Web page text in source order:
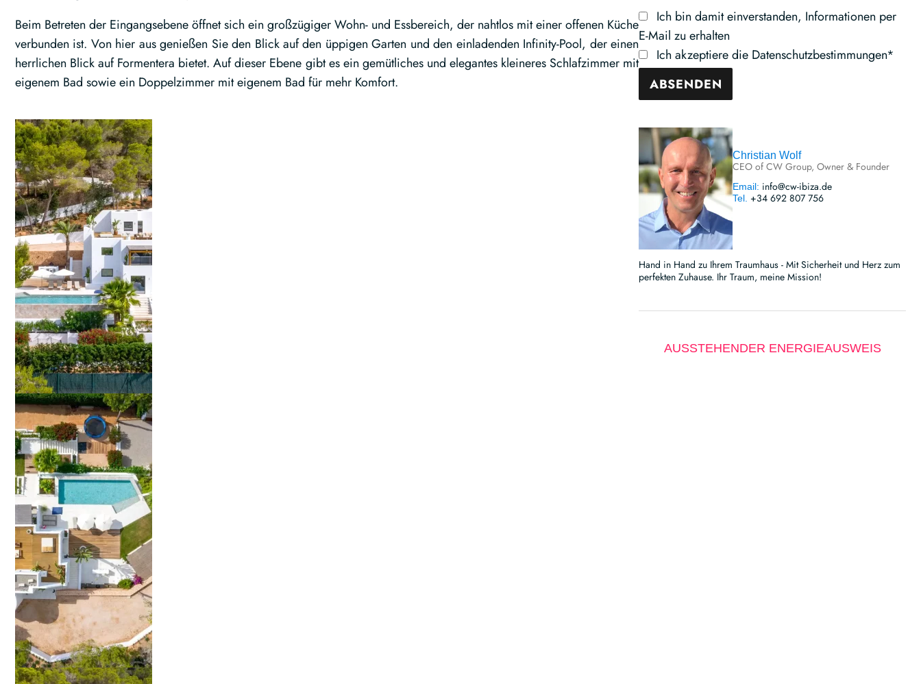
Beim Betreten der Eingangsebene öffnet sich ein großzügiger Wohn- und Essbereich, der nahtlos mit einer offenen Küche
verbunden ist. Von hier aus genießen Sie den Blick auf den üppigen Garten und den einladenden Infinity-Pool, der einen
herrlichen Blick auf Formentera bietet. Auf dieser Ebene gibt es ein gemütliches und elegantes kleineres Schlafzimmer mit
eigenem Bad sowie ein Doppelzimmer mit eigenem Bad für mehr Komfort.
Ich bin damit einverstanden, Informationen per
E-Mail zu erhalten
Ich akzeptiere die Datenschutzbestimmungen*
Christian Wolf
CEO of CW Group, Owner & Founder
Email: info@cw-ibiza.de
Tel. +34 692 807 756
Hand in Hand zu Ihrem Traumhaus - Mit Sicherheit und Herz zum
perfekten Zuhause. Ihr Traum, meine Mission!
AUSSTEHENDER ENERGIEAUSWEIS